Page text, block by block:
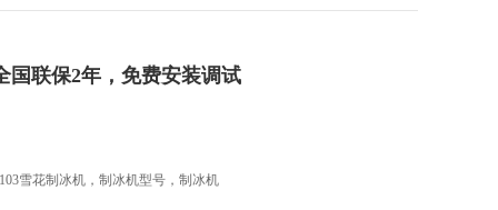
国联保2年，免费安装调试
雪花制冰机，制冰机型号，制冰机